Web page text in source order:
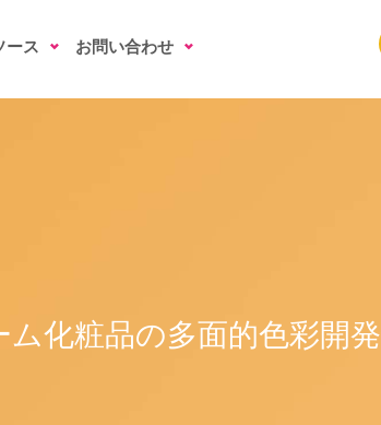
ース お問い合わせ
化粧品の多面的色彩開発